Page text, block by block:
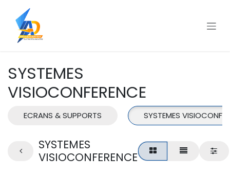
SYSTEMES
VISIOCONFERENCE
ECRANS & SUPPORTS SYSTEMES
SYSTEMES
VISIOCONFERENCE